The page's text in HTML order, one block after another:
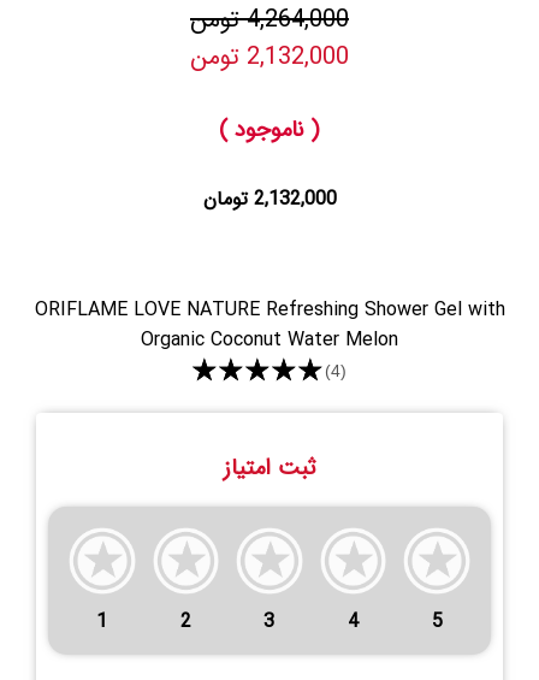
4,264,000 تومن
2,132,000 تومن
( ناموجود )
2,132,000 تومان
ORIFLAME LOVE NATURE Refreshing Shower Gel with
Organic Coconut Water Melon
★★★★★(4)
ثبت امتیاز
1 2 3 4 5